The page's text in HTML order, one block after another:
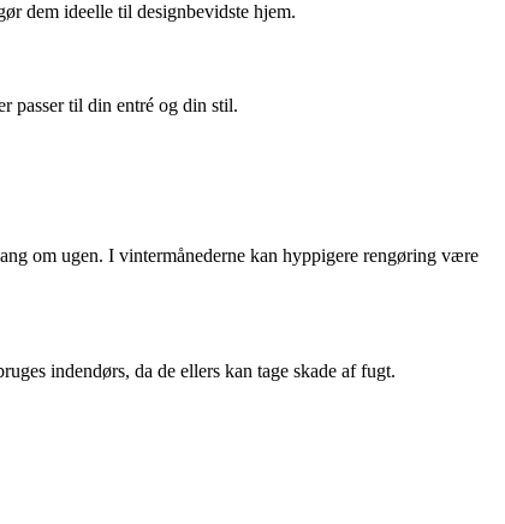
dem ideelle til designbevidste hjem.
passer til din entré og din stil.
om ugen. I vintermånederne kan hyppigere rengøring være
indendørs, da de ellers kan tage skade af fugt.